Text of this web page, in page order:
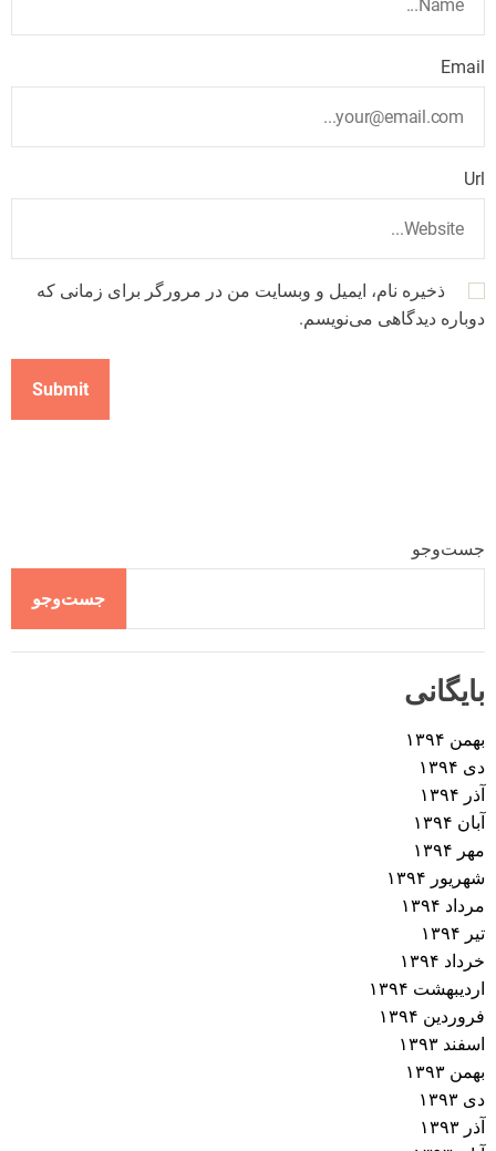
Email
Url
ذخیره نام، ایمیل و وبسایت من در مرورگر برای زمانی که
دوباره دیدگاهی می‌نویسم.
جست‌وجو
جست‌وجو
بایگانی
بهمن ۱۳۹۴
دی ۱۳۹۴
آذر ۱۳۹۴
آبان ۱۳۹۴
مهر ۱۳۹۴
شهریور ۱۳۹۴
مرداد ۱۳۹۴
تیر ۱۳۹۴
خرداد ۱۳۹۴
اردیبهشت ۱۳۹۴
فروردین ۱۳۹۴
اسفند ۱۳۹۳
بهمن ۱۳۹۳
دی ۱۳۹۳
آذر ۱۳۹۳